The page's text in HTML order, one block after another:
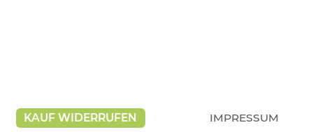
KAUF WIDERRUFEN IMPRESSUM